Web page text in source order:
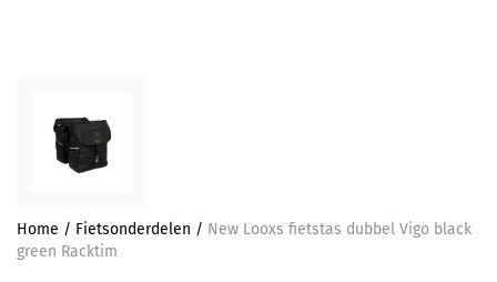
Home / Fietsonderdelen / New Looxs fietstas dubbel Vigo black
green Racktim